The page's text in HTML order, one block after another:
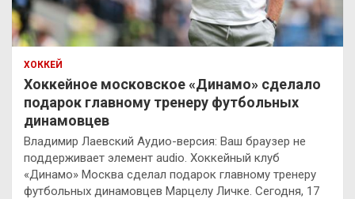
ХОККЕЙ
Хоккейное московское «Динамо» сделало
подарок главному тренеру футбольных
динамовцев
Владимир Лаевский Аудио-версия: Ваш браузер не
поддерживает элемент audio. Хоккейный клуб
«Динамо» Москва сделал подарок главному тренеру
футбольных динамовцев Марцелу Личке. Сегодня, 17